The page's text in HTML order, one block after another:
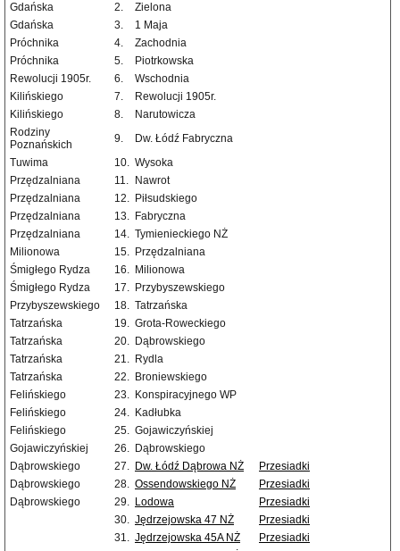
Gdańska
2.
Zielona
Gdańska
3.
1 Maja
Próchnika
4.
Zachodnia
Próchnika
5.
Piotrkowska
Rewolucji 1905r.
6.
Wschodnia
Kilińskiego
7.
Rewolucji 1905r.
Kilińskiego
8.
Narutowicza
Rodziny
Poznańskich
9.
Dw. Łódź Fabryczna
Tuwima
10. Wysoka
Przędzalniana
11.
Nawrot
Przędzalniana
12. Piłsudskiego
Przędzalniana
13. Fabryczna
Przędzalniana
14. Tymienieckiego NŻ
Milionowa
15. Przędzalniana
Śmigłego Rydza
16. Milionowa
Śmigłego Rydza
17. Przybyszewskiego
Przybyszewskiego
18. Tatrzańska
Tatrzańska
19. Grota-Roweckiego
Tatrzańska
20. Dąbrowskiego
Tatrzańska
21. Rydla
Tatrzańska
22. Broniewskiego
Felińskiego
23. Konspiracyjnego WP
Felińskiego
24. Kadłubka
Felińskiego
25. Gojawiczyńskiej
Gojawiczyńskiej
26. Dąbrowskiego
Dąbrowskiego
27. Dw. Łódź Dąbrowa NŻ
Przesiadki
Dąbrowskiego
28. Ossendowskiego NŻ
Przesiadki
Dąbrowskiego
29. Lodowa
Przesiadki
30. Jędrzejowska 47 NŻ
Przesiadki
31. Jędrzejowska 45A NŻ
Przesiadki